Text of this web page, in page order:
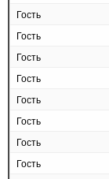
Гость
Гость
Гость
Гость
Гость
Гость
Гость
Гость